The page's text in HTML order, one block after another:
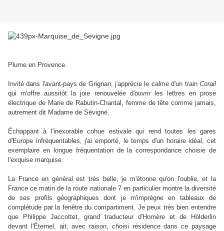
Plume en Provence.
Invité dans l'avant-pays de Grignan, j'apprécie le calme d'un train Corail
qui m'offre aussitôt la joie renouvelée d'ouvrir les lettres en prose
électrique de Marie de Rabutin-Chantal, femme de tête comme jamais,
autrement dit Madame de Sévigné.
Échappant à l'inexorable cohue estivale qui rend toutes les gares
d'Europe infréquentables, j'ai emporté, le temps d'un horaire idéal, cet
exemplaire en longue fréquentation de la correspondance choisie de
l'exquise marquise.
La France en général est très belle, je m'étonne qu'on l'oublie, et la
France ce matin de la route nationale 7 en particulier montre la diversité
de ses profils géographiques dont je m'imprègne en tableaux de
complétude par la fenêtre du compartiment. Je peux très bien entendre
que Philippe Jaccottet, grand traducteur d'Homère et de Hölderlin
devant l'Éternel, ait, avec raison, choisi résidence dans ce paysage